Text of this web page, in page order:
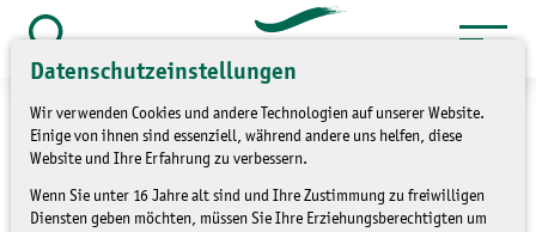
Datenschutzeinstellungen
Wir verwenden Cookies und andere Technologien auf unserer Website.
Einige von ihnen sind essenziell, während andere uns helfen, diese
Website und Ihre Erfahrung zu verbessern.
Wenn Sie unter 16 Jahre alt sind und Ihre Zustimmung zu freiwilligen
Diensten geben möchten, müssen Sie Ihre Erziehungsberechtigten um
Zum
springen
Suche
öffnen
Artenreiches